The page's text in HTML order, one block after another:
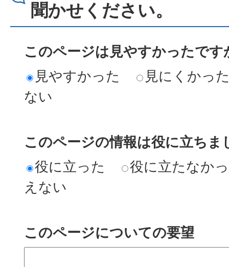
聞かせください。
このページは見やすかったです
見やすかった
見にくかっ
ない
このページの情報は役に立ちま
役に立った
役に立たなか
えない
このページについての要望